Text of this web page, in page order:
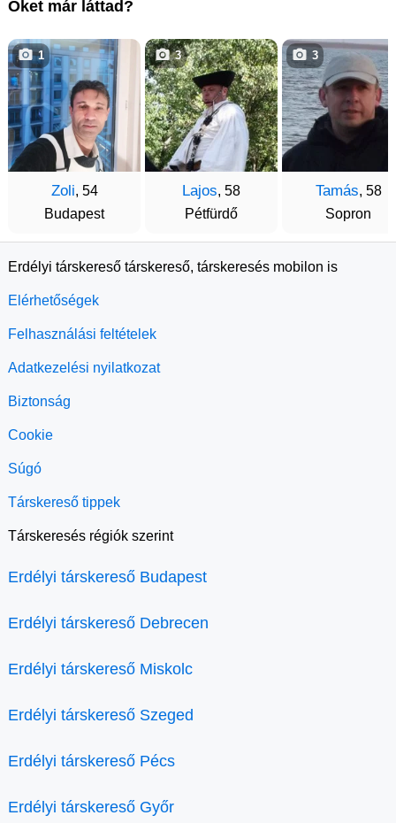
Őket már láttad?
Zoli, 54
Budapest
1
Lajos, 58
Pétfürdő
3
Tamás, 58
Sopron
3
Erdélyi társkereső társkereső, társkeresés mobilon is
Elérhetőségek
Felhasználási feltételek
Adatkezelési nyilatkozat
Biztonság
Cookie
Súgó
Társkereső tippek
Társkeresés régiók szerint
Erdélyi társkereső Budapest
Erdélyi társkereső Debrecen
Erdélyi társkereső Miskolc
Erdélyi társkereső Szeged
Erdélyi társkereső Pécs
Erdélyi társkereső Győr